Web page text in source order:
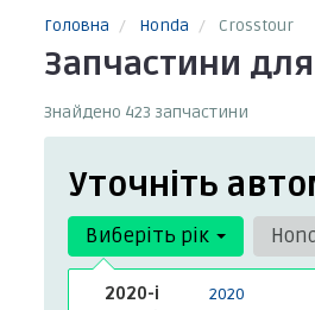
Головна Honda Crosstour
Запчастини
Знайдено 423 запчастини
Уточніть
Виберіть рік
2020-і
2020